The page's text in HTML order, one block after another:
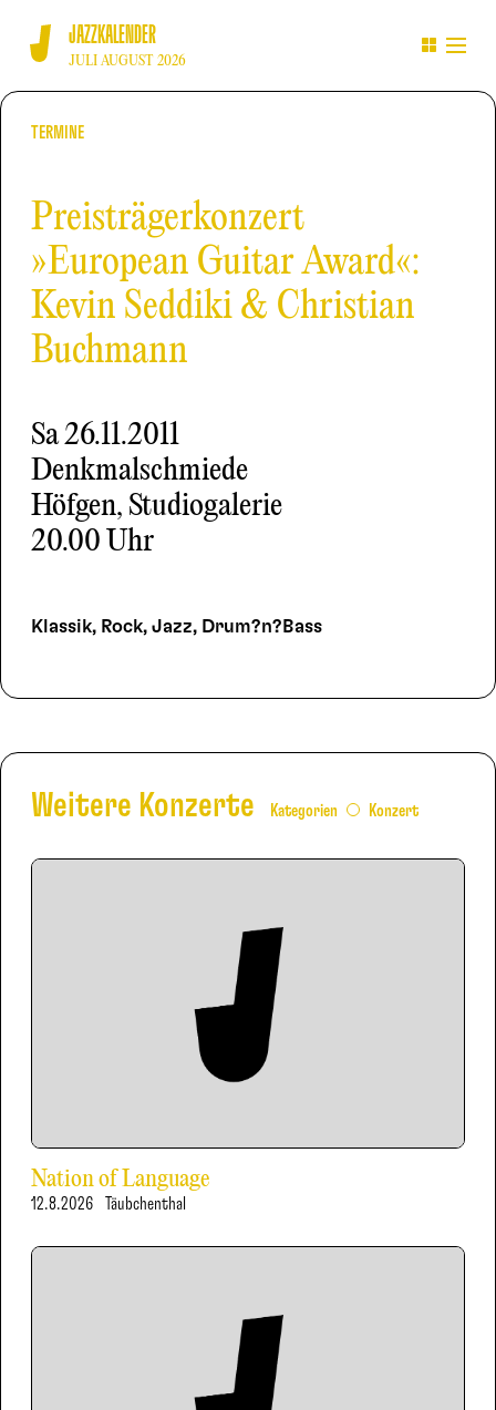
JAZZKALENDER
JULI AUGUST 2026
TERMINE
Preisträgerkonzert
»European Guitar Award«:
Kevin Seddiki & Christian
Buchmann
Sa26.11.2011
Denkmalschmiede
Höfgen, Studiogalerie
20.00 Uhr
Klassik, Rock, Jazz, Drum?n?Bass
Weitere Konzerte Kategorien Konzert
Nation of Language
12.8.2026 Täubchenthal